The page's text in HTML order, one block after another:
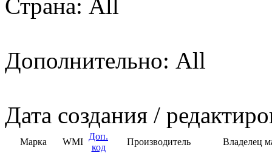
Страна: All
Дополнительно: All
Дата создания /
Марка WMI
Доп.
код
Производитель Владелец